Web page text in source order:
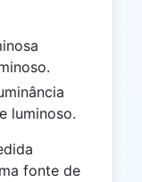
luminoso.
fonte de